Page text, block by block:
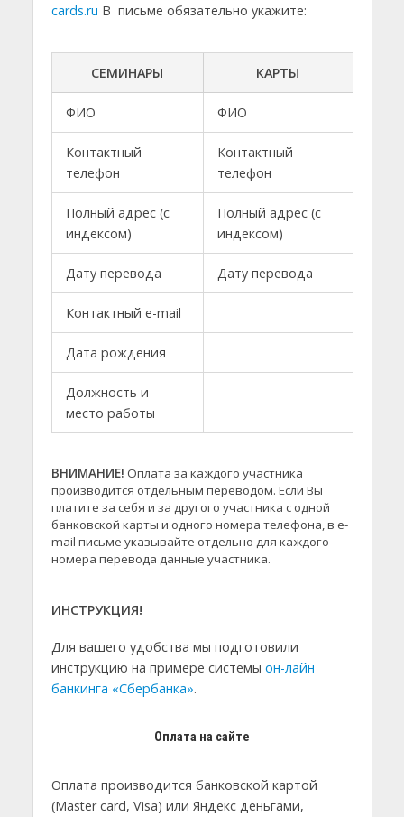
cards.ru В письме обязательно укажите:
СЕМИНАРЫ КАРТЫ
ФИО ФИО
Контактный
телефон
Контактный
телефон
Полный адрес (с
индексом)
Полный адрес (с
индексом)
Дату перевода Дату перевода
Контактный e-mail
Дата рождения
Должность и
место работы
ВНИМАНИЕ! Оплата за каждого участника
производится отдельным переводом. Если Вы
платите за себя и за другого участника с одной
банковской карты и одного номера телефона, в e-
mail письме указывайте отдельно для каждого
номера перевода данные участника.
ИНСТРУКЦИЯ!
Для вашего удобства мы подготовили
инструкцию на примере системы он-лайн
банкинга «Сбербанка».
Оплата на сайте
Оплата производится банковской картой
(Master card, Visa) или Яндекс деньгами,